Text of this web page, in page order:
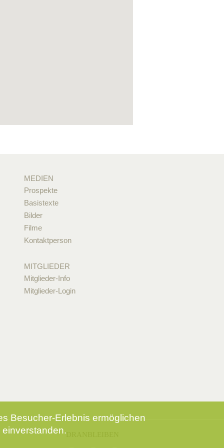
MEDIEN
Prospekte
Basistexte
Bilder
Filme
Kontaktperson
MITGLIEDER
Mitglieder-Info
Mitglieder-Login
Besucher-Erlebnis ermöglichen